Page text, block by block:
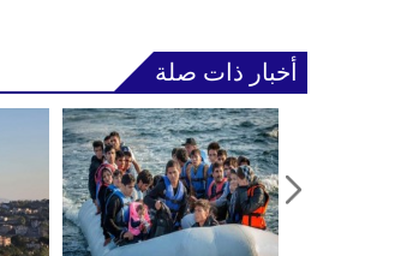
أخبار ذات صلة